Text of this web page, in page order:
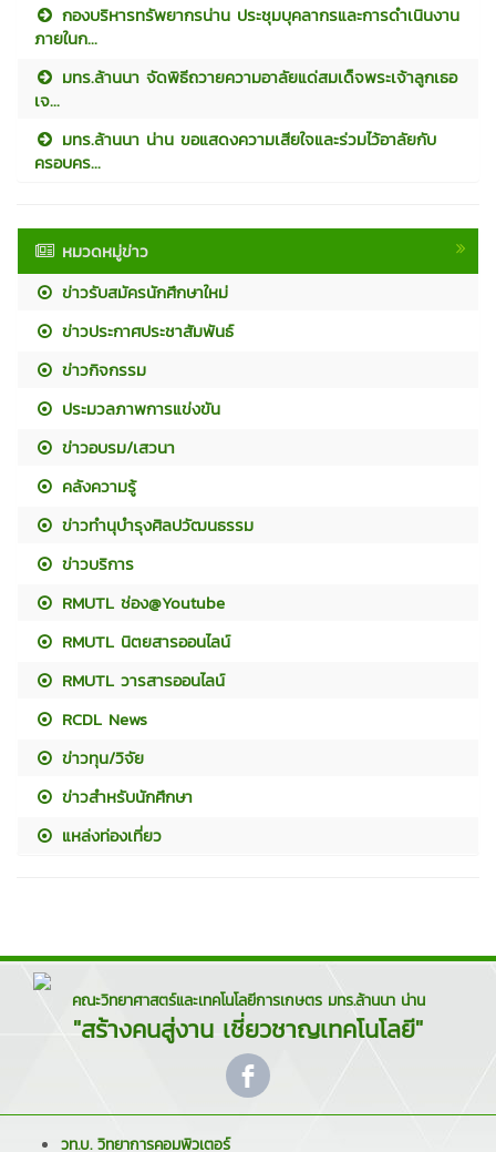
กองบริหารทรัพยากรน่าน ประชุมบุคลากรและการดำเนินงาน
ภายในก...
มทร.ล้านนา จัดพิธีถวายความอาลัยแด่สมเด็จพระเจ้าลูกเธอ
เจ...
มทร.ล้านนา น่าน ขอแสดงความเสียใจและร่วมไว้อาลัยกับ
ครอบคร...
หมวดหมู่ข่าว
ข่าวรับสมัครนักศึกษาใหม่
ข่าวประกาศประชาสัมพันธ์
ข่าวกิจกรรม
ประมวลภาพการแข่งขัน
ข่าวอบรม/เสวนา
คลังความรู้
ข่าวทำนุบำรุงศิลปวัฒนธรรม
ข่าวบริการ
RMUTL ช่อง@Youtube
RMUTL นิตยสารออนไลน์
RMUTL วารสารออนไลน์
RCDL News
ข่าวทุน/วิจัย
ข่าวสำหรับนักศึกษา
แหล่งท่องเที่ยว
คณะวิทยาศาสตร์และเทคโนโลยีการเกษตร มทร.ล้านนา น่าน
"สร้างคนสู่งาน เชี่ยวชาญเทคโนโลยี"
วท.บ. วิทยาการคอมพิวเตอร์